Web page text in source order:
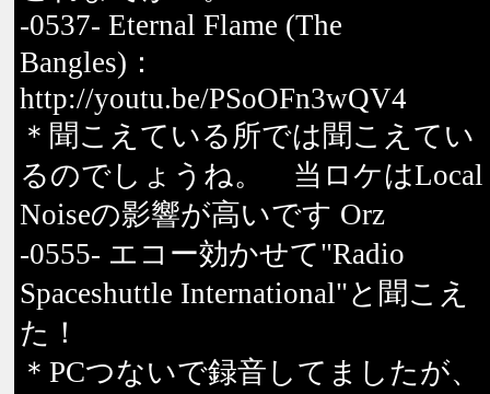
-0537- Eternal Flame (The
Bangles)：
http://youtu.be/PSoOFn3wQV4
＊聞こえている所では聞こえてい
るのでしょうね。 当ロケはLocal
Noiseの影響が高いです Orz
-0555- エコー効かせて"Radio
Spaceshuttle International"と聞こえ
た！
＊PCつないで録音してましたが、